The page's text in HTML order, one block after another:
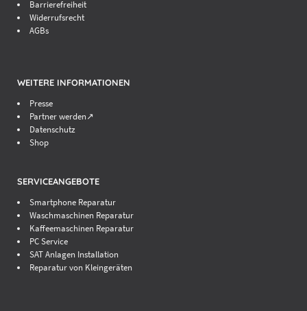
Barrierefreiheit
Widerrufsrecht
AGBs
WEITERE INFORMATIONEN
Presse
Partner werden↗
Datenschutz
Shop
SERVICEANGEBOTE
Smartphone Reparatur
Waschmaschinen Reparatur
Kaffeemaschinen Reparatur
PC Service
SAT Anlagen Installation
Reparatur von Kleingeräten